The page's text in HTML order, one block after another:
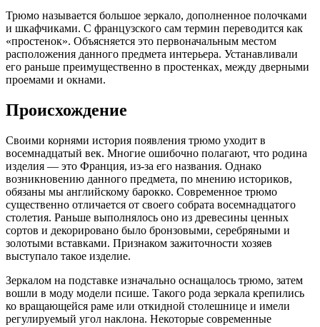
Трюмо называется большое зеркало, дополненное полочками
и шкафчиками. С французского сам термин переводится как
«простенок». Объясняется это первоначальным местом
расположения данного предмета интерьера. Устанавливали
его раньше преимущественно в простенках, между дверными
проемами и окнами.
Происхождение
Своими корнями история появления трюмо уходит в
восемнадцатый век. Многие ошибочно полагают, что родина
изделия — это Франция, из-за его названия. Однако
возникновению данного предмета, по мнению историков,
обязаны мы английскому барокко. Современное трюмо
существенно отличается от своего собрата восемнадцатого
столетия. Раньше выполнялось оно из древесины ценных
сортов и декорировано было бронзовыми, серебряными и
золотыми вставками. Признаком зажиточности хозяев
выступало такое изделие.
Зеркалом на подставке изначально оснащалось трюмо, затем
вошли в моду модели псише. Такого рода зеркала крепились
ко вращающейся раме или откидной столешнице и имели
регулируемый угол наклона. Некоторые современные